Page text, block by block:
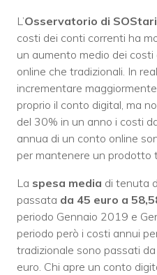
L’Osservatorio di
costi dei conti correnti ha
un aumento medio dei
online che tradizionali. In
incrementare
proprio il conto digital, ma
del 30% in un anno i costi
annua di un conto online
per mantenere un prodotto
La spesa media di tenuta
passata da 45 euro a
periodo Gennaio 2019 e
periodo però i costi annui
tradizionale sono passati
euro. Chi apre un conto